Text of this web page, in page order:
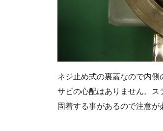
ネジ止め式の裏蓋なので内
サビの心配はありません。
固着する事があるので注意が